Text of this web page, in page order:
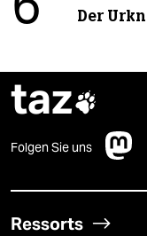
Der
taz
Folgen Sie uns
Ressorts